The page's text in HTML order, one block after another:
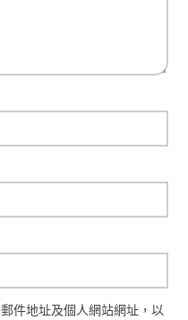
件地址及個人網站網址，以